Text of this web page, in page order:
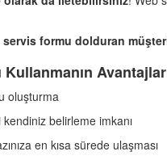
formu dolduran
oluşturma
belirleme imkanı
en kısa sürede ulaşması